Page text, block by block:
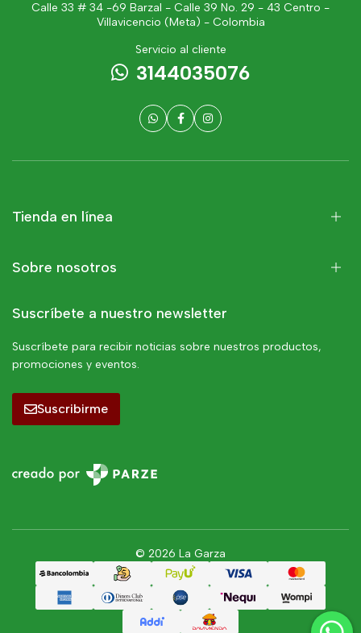
Calle 33 # 34 -69 Barzal - Calle 39 No. 29 - 43 Centro -
Villavicencio (Meta) - Colombia
Servicio al cliente
3144035076
Tienda en línea
Sobre nosotros
Suscríbete a nuestro newsletter
Suscríbete para recibir noticias sobre nuestros productos,
promociones y eventos.
Suscribirme
© 2026 La Garza